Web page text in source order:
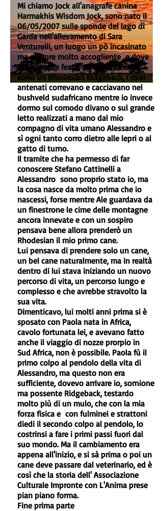
Mi chiamo Jock all'anagrafe canina
Harmakhis Wisdom Jock, sono nato il
06/05/2007 sulle sponde del lago di
Garda nell'allevamento di Sara
Venturelli, un luogo un pò incasinato
ma sempre molto accogliente e dove
si fà sempre festa, ah dimenticavo
sono un Rhodesian Ridgeback, i miei
antenati correvano e cacciavano nel
bushveld sudafricano mentre io invece
dormo sul comodo divano o sul grande
letto realizzati a mano dal mio
compagno di vita umano Alessandro e
sì ogni tanto corro dietro alle lepri o al
gatto di turno.
Il tramite che ha permesso di far
conoscere Stefano Cattinelli a
Alessandro sono proprio stato io, ma
la cosa nasce da molto prima che io
nascessi, forse mentre Ale guardava da
un finestrone le cime delle montagne
ancora innevate e con un sospiro
pensava bene allora prenderò un
Rhodesian il mio primo cane.
Lui pensava di prendere solo un cane,
un bel cane naturalmente, ma in realtà
dentro di lui stava iniziando un nuovo
percorso di vita, un percorso lungo e
complesso e che avrebbe stravolto la
sua vita.
Dimenticavo, lui molti anni prima si è
sposato con Paola nata in Africa,
cavolo fortunata lei, e avevano fatto
anche il viaggio di nozze prorpio in
Sud Africa, non è possibile. Paola fù il
primo colpo al pendolo della vita di
Alessandro, ma questo non era
sufficiente, dovevo arrivare io, sornione
ma possente Ridgeback, testardo
molto più di un mulo, che con la mia
forza fisica e con fulminei e strattoni
diedi il secondo colpo al pendolo, lo
costrinsi a fare i primi passi fuori dal
suo mondo. Ma il cambiamento era
appena all'inizio, e si sà prima o poi un
cane deve passare dal veterinario, ed è
così che la storia dell' Associazione
Culturale Impronte con L'Anima prese
pian piano forma.
Fine prima parte